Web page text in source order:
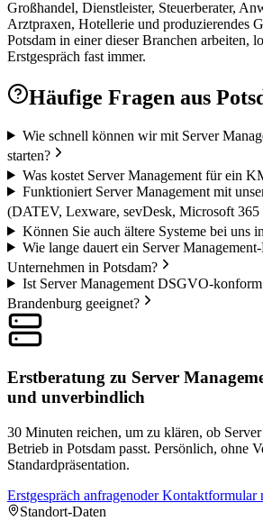
Großhandel, Dienstleister, Steuerberater,
Arztpraxen, Hotellerie und produzierendes
Potsdam in einer dieser Branchen arbeiten,
Erstgespräch fast immer.
Häufige Fragen aus
Wie schnell können wir mit Server
starten?
Was kostet Server Management für ein
Funktioniert Server Management mit
(DATEV, Lexware, sevDesk, Microsoft 365
Können Sie auch ältere Systeme bei uns
Wie lange dauert ein Server
Unternehmen in Potsdam?
Ist Server Management DSGVO-
Brandenburg geeignet?
Erstberatung zu Server
und unverbindlich
30 Minuten reichen, um zu klären, ob
Betrieb in Potsdam passt. Persönlich, ohne
Standardpräsentation.
Erstgespräch anfragenoder Kontaktformular
Standort-Daten